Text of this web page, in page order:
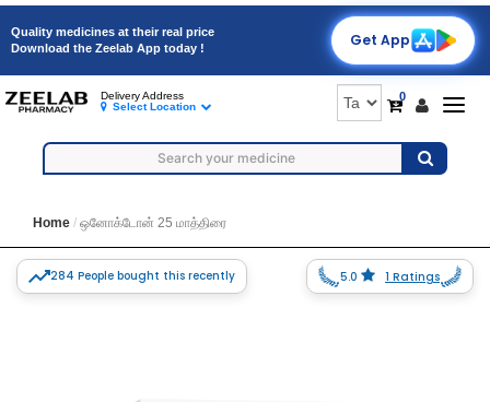
Quality medicines at their real price
Download the Zeelab App today !
Get App
0
Delivery Address
Select Location
Home ஒனோக்டோன் 25 மாத்திரை
284 People bought this recently 5.0 1 Ratings